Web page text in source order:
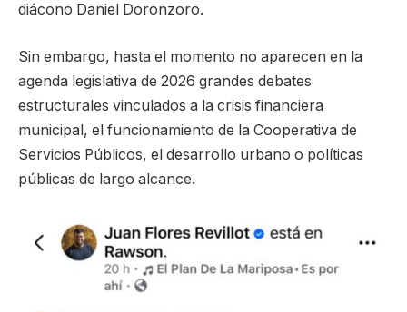
diácono Daniel Doronzoro.
Sin embargo, hasta el momento no aparecen en la
agenda legislativa de 2026 grandes debates
estructurales vinculados a la crisis financiera
municipal, el funcionamiento de la Cooperativa de
Servicios Públicos, el desarrollo urbano o políticas
públicas de largo alcance.